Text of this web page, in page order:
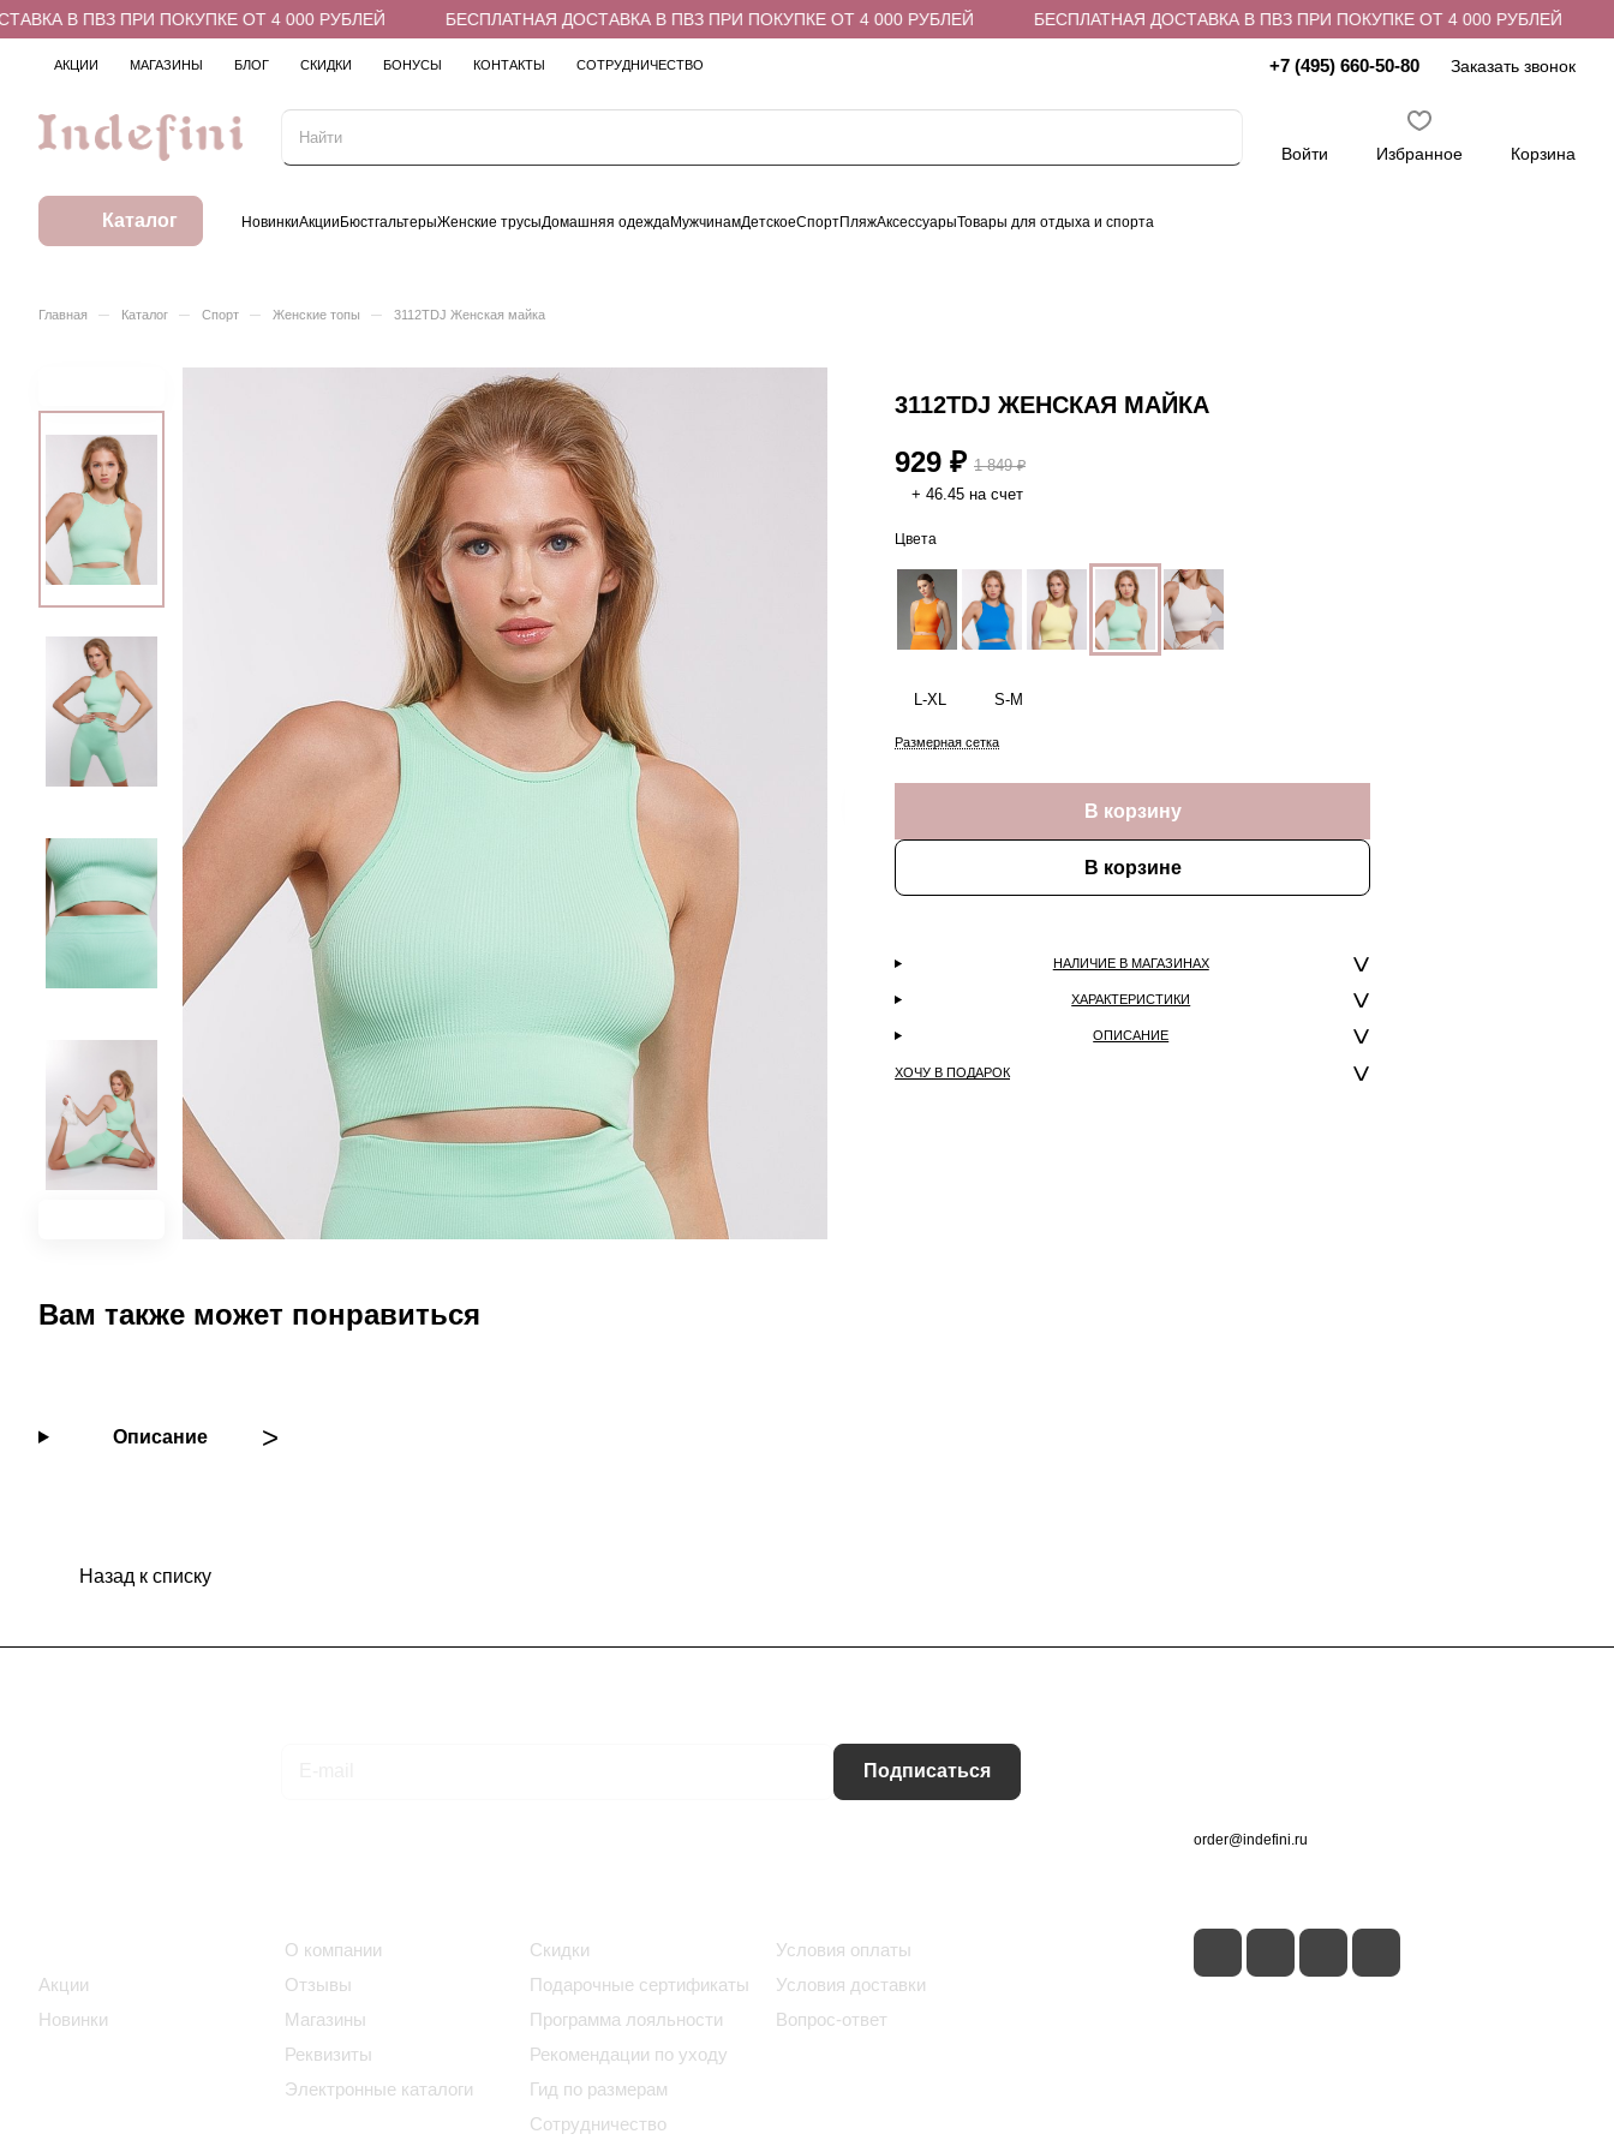
В ПВЗ ПРИ ПОКУПКЕ ОТ 4 000 РУБЛЕЙ БЕСПЛАТНАЯ ДОСТАВКА В ПВЗ ПРИ ПОКУПКЕ ОТ 4 000 РУБЛЕЙ БЕСПЛАТНАЯ ДОСТАВКА В ПВЗ ПРИ ПОКУПКЕ ОТ 4 000 РУБЛЕЙ
АКЦИИ МАГАЗИНЫ БЛОГ СКИДКИ БОНУСЫ КОНТАКТЫ СОТРУДНИЧЕСТВО +7 (495) 660-50-80 Заказать звонок
Войти Избранное Корзина
Каталог НовинкиАкцииБюстгальтерыЖенские трусыДомашняя одеждаМужчинамДетскоеСпортПляжАксессуарыТовары для отдыха и спорта
Главная – Каталог – Спорт – Женские топы – 3112TDJ Женская майка
3112TDJ ЖЕНСКАЯ МАЙКА
929 ₽ 1 849 ₽
+ 46.45 на счет
Цвета
L-XL S-M
Размерная сетка
В корзину
В корзине
НАЛИЧИЕ В МАГАЗИНАХ
ХАРАКТЕРИСТИКИ
ОПИСАНИЕ
ХОЧУ В ПОДАРОК
Вам также может понравиться
Описание
Назад к списку
Подписаться
Акции
Новинки
О компании
Отзывы
Магазины
Реквизиты
Электронные каталоги
Скидки
Подарочные сертификаты
Программа лояльности
Рекомендации по уходу
Гид по размерам
Сотрудничество
Условия оплаты
Условия доставки
Вопрос-ответ
order@indefini.ru